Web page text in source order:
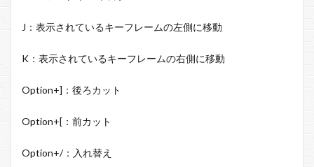
J ：表示されているキーフレームの左側に移動
K ：表示されているキーフレームの右側に移動
Option+]：後ろカット
Option+[：前カット
Option+/：入れ替え